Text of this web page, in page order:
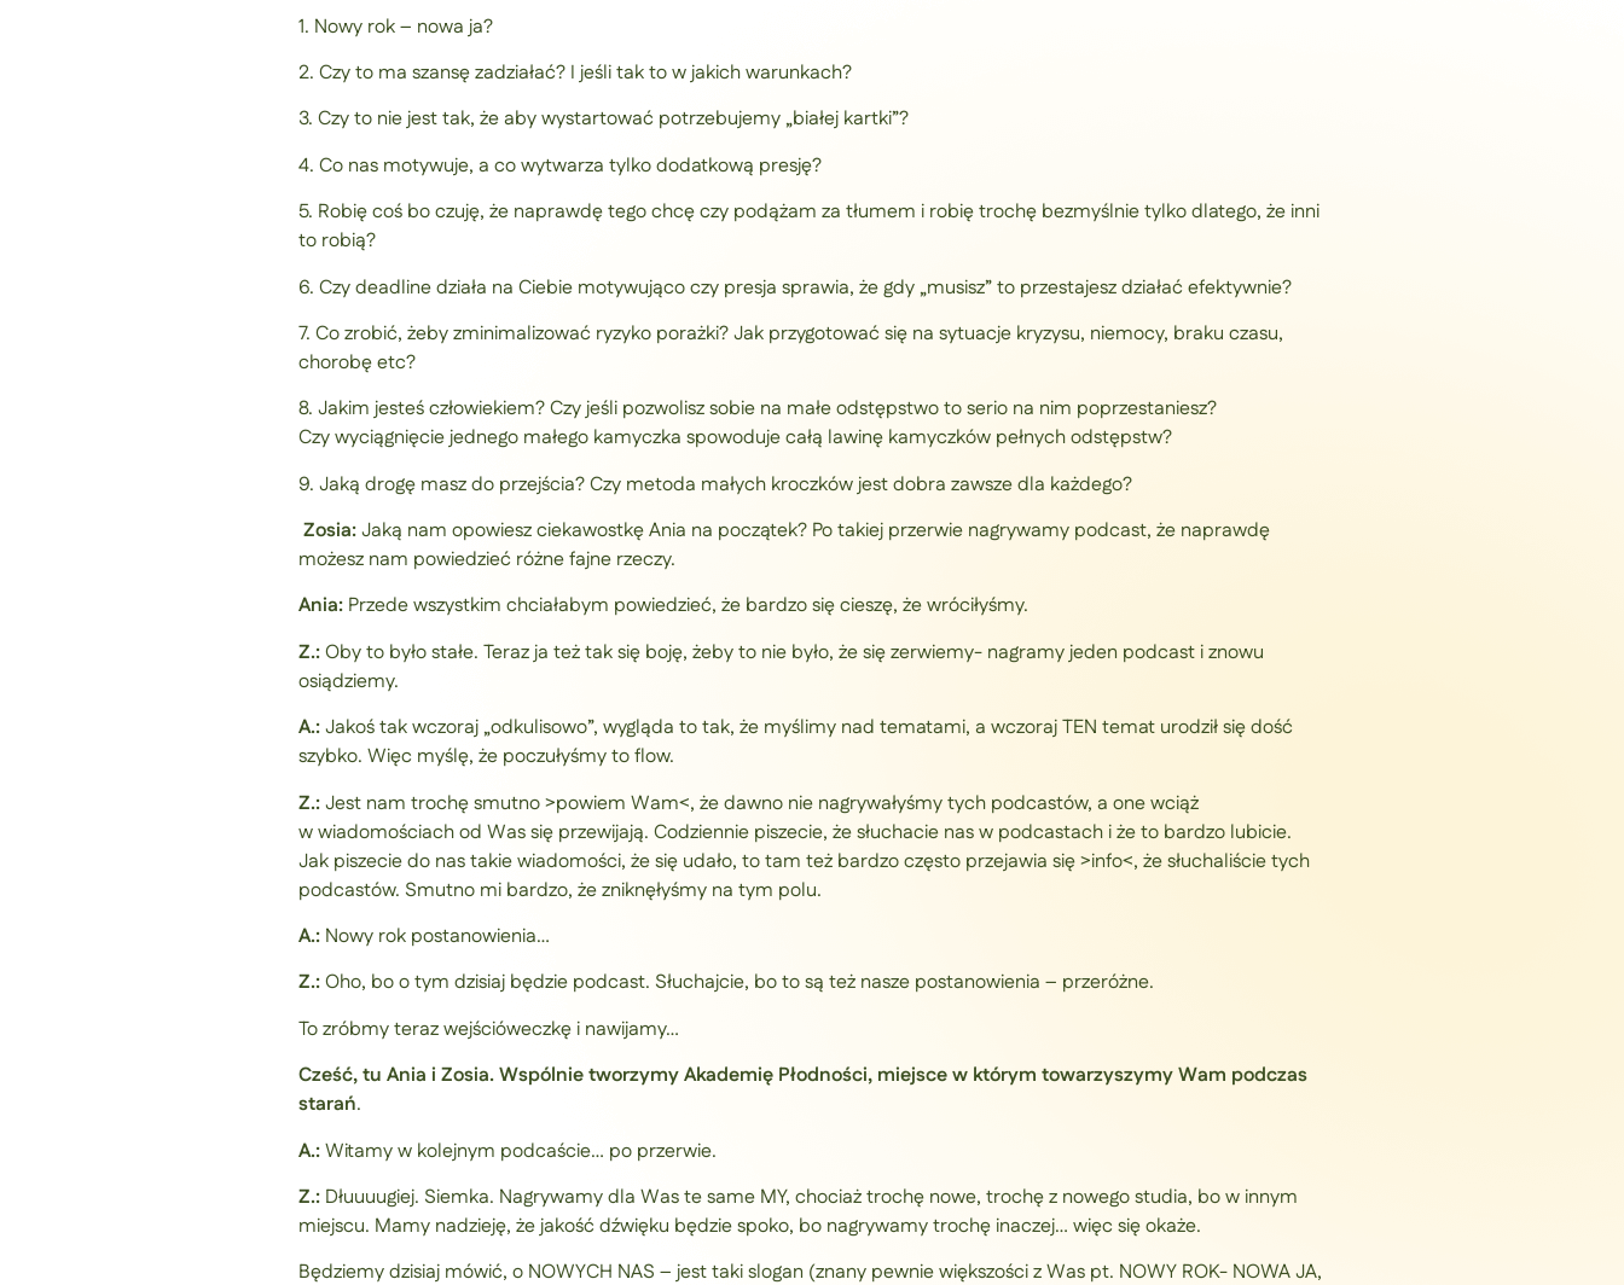
1. Nowy rok – nowa ja?
2. Czy to ma szansę zadziałać? I jeśli tak to w jakich warunkach?
3. Czy to nie jest tak, że aby wystartować potrzebujemy „białej kartki”?
4. Co nas motywuje, a co wytwarza tylko dodatkową presję?
5. Robię coś bo czuję, że naprawdę tego chcę czy podążam za tłumem i robię trochę bezmyślnie tylko dlatego, że inni
to robią?
6. Czy deadline działa na Ciebie motywująco czy presja sprawia, że gdy „musisz” to przestajesz działać efektywnie?
7. Co zrobić, żeby zminimalizować ryzyko porażki? Jak przygotować się na sytuacje kryzysu, niemocy, braku czasu,
chorobę etc?
8. Jakim jesteś człowiekiem? Czy jeśli pozwolisz sobie na małe odstępstwo to serio na nim poprzestaniesz?
Czy wyciągnięcie jednego małego kamyczka spowoduje całą lawinę kamyczków pełnych odstępstw?
9. Jaką drogę masz do przejścia? Czy metoda małych kroczków jest dobra zawsze dla każdego?
Zosia:Jaką nam opowiesz ciekawostkę Ania na początek? Po takiej przerwie nagrywamy podcast, że naprawdę
możesz nam powiedzieć różne fajne rzeczy.
Ania: Przede wszystkim chciałabym powiedzieć, że bardzo się cieszę, że wróciłyśmy.
Z.:Oby to było stałe. Teraz ja też tak się boję, żeby to nie było, że się zerwiemy- nagramy jeden podcast i znowu
osiądziemy.
A.:Jakoś tak wczoraj „odkulisowo”, wygląda to tak, że myślimy nad tematami, a wczoraj TEN temat urodził się dość
szybko. Więc myślę, że poczułyśmy to flow.
Z.:Jest nam trochę smutno >powiem Wam<, że dawno nie nagrywałyśmy tych podcastów, a one wciąż
w wiadomościach od Was się przewijają. Codziennie piszecie, że słuchacie nas w podcastach i że to bardzo lubicie.
Jak piszecie do nas takie wiadomości, że się udało, to tam też bardzo często przejawia się >info<, że słuchaliście tych
podcastów. Smutno mi bardzo, że zniknęłyśmy na tym polu.
A.: Nowy rok postanowienia…
Z.:Oho, bo o tym dzisiaj będzie podcast. Słuchajcie, bo to są też nasze postanowienia – przeróżne.
To zróbmy teraz wejścióweczkę i nawijamy…
Cześć, tu Ania i Zosia. Wspólnie tworzymy Akademię Płodności, miejsce w którym towarzyszymy Wam podczas
starań.
A.:Witamy w kolejnym podcaście… po przerwie.
Z.: Dłuuuugiej. Siemka. Nagrywamy dla Was te same MY, chociaż trochę nowe, trochę z nowego studia, bo w innym
miejscu. Mamy nadzieję, że jakość dźwięku będzie spoko, bo nagrywamy trochę inaczej… więc się okaże.
Będziemy dzisiaj mówić, o NOWYCH NAS – jest taki slogan (znany pewnie większości z Was pt. NOWY ROK- NOWA JA,